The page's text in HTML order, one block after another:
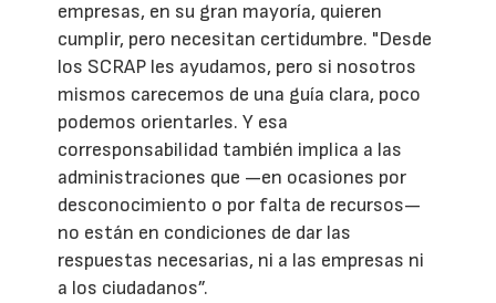
empresas, en su gran mayoría, quieren
cumplir, pero necesitan certidumbre. "Desde
los SCRAP les ayudamos, pero si nosotros
mismos carecemos de una guía clara, poco
podemos orientarles. Y esa
corresponsabilidad también implica a las
administraciones que —en ocasiones por
desconocimiento o por falta de recursos—
no están en condiciones de dar las
respuestas necesarias, ni a las empresas ni
a los ciudadanos”.